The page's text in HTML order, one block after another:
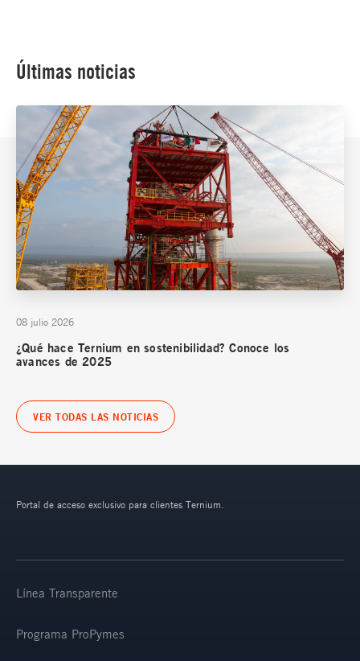
Últimas noticias
08 julio 2026
¿Qué hace Ternium en sostenibilidad? Conoce los
avances de 2025
VER TODAS LAS NOTICIAS
Portal de acceso exclusivo para clientes Ternium.
Línea Transparente
Programa ProPymes